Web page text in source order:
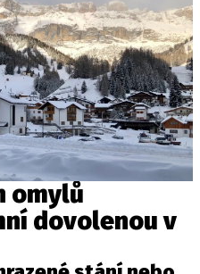
NA|
nebo video?
autoroad.cz
/ COOKIES
omylů
dovolenou v